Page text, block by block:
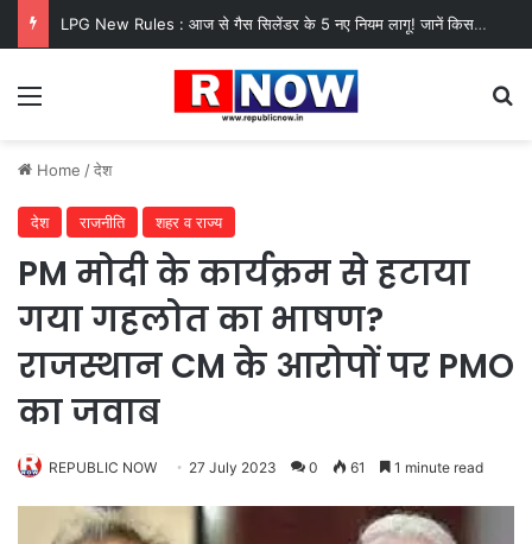
LPG New Rules : आज से गैस सिलेंडर के 5 नए नियम लागू! जानें किसका कटेगा कनेक्शन, कितने दिन बाद होगी बुकिंग?
Menu
Home /देश
देश राजनीति शहर व राज्य
PM मोदी के कार्यक्रम से हटाया
गया गहलोत का भाषण?
राजस्थान CM के आरोपों पर PMO
का जवाब
REPUBLIC NOW 27 July 2023 0 61 1 minute read